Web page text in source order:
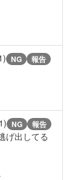
NG 報告
NG 報告
げ出してる